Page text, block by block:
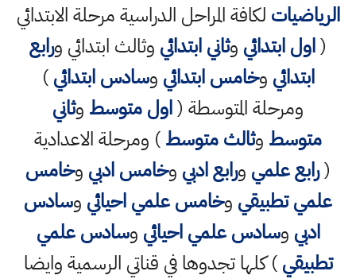
الرياضيات لكافة المراحل الدراسية مرحلة الابتدائي
(اول ابتدائي وثاني ابتدائي وثالث ابتدائي ورابع
ابتدائي وخامس ابتدائي وسادس ابتدائي)
ومرحلة المتوسطة (اول متوسط وثاني
متوسط وثالث متوسط) ومرحلة الاعدادية
(رابع علمي ورابع ادبي وخامس ادبي وخامس
علمي تطبيقي وخامس علمي احيائي وسادس
ادبي وسادس علمي احيائي وسادس علمي
تطبيقي) كلها تجدوها في قناتي الرسمية وايضا